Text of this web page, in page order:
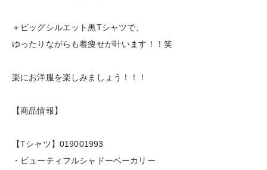
＋ビッグシルエット黒Tシャツで、
ゆったりながらも着痩せが叶います！！笑
楽にお洋服を楽しみましょう！！！
【商品情報】
【Tシャツ】019001993
・ビューティフルシャドーベーカリー